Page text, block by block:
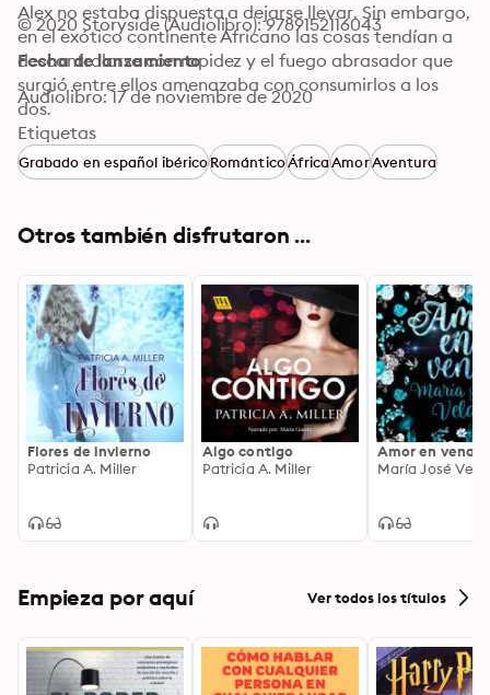
Alex no estaba dispuesta a dejarse llevar. Sin embargo,
en el exótico continente Africano las cosas tendían a
descontrolarse con rapidez y el fuego abrasador que
surgió entre ellos amenazaba con consumirlos a los
dos.
© 2020 Storyside (Audiolibro): 9789152116043
Fecha de lanzamiento
Audiolibro: 17 de noviembre de 2020
Etiquetas
Grabado en español ibéricoRománticoÁfricaAmorAventura
Otros también disfrutaron ...
Flores de invierno
Patricia A. Miller
Algo contigo
Patricia A. Miller
Amor en vena
María José Vela
Empieza por aquí Ver todos los títulos